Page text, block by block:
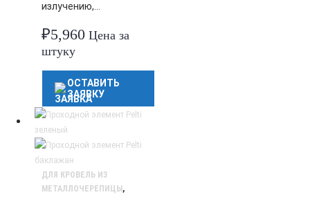
излучению,…
₽5,960 Цена за
штуку
ОСТАВИТЬ
ЗАЯВКУ
ДЛЯ КРОВЕЛЬ ИЗ
МЕТАЛЛОЧЕРЕПИЦЫ ,